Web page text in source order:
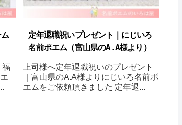
福
定年退職祝いプレゼント｜にじいろ
名前ポエム（富山県のA.A様より ）
上司様へ定年退職祝いのプレゼント
｜富山県のA.A様よりにじいろ名前ポ
エムをご依頼頂きました 定年退...